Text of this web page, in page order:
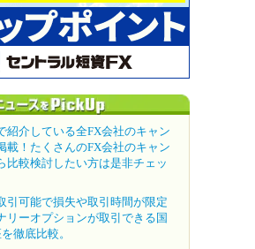
紹介している全FX会社のキャン
載！たくさんのFX会社のキャン
比較検討したい方は是非チェッ
引可能で損失や取引時間が限定
リーオプションが取引できる国
徹底比較。